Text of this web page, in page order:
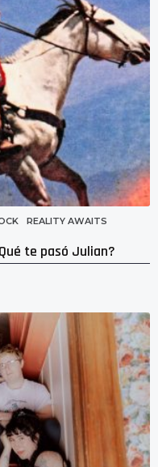
,REALITY AWAITS
te pasó Julian?